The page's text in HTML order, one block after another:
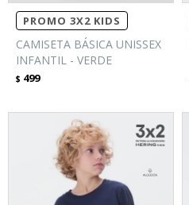
PROMO 3X2 KIDS
CAMISETA BÁSICA UNISSEX
INFANTIL - VERDE
$ 499